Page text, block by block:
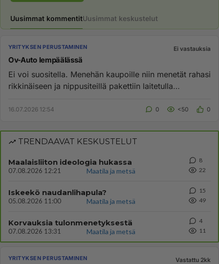
Uusimmat kommentitUusimmat keskustelut
YRITYKSEN PERUSTAMINEN Ei vastauksia
Ov-Auto lempäälässä
Ei voi suositella. Menehän kaupoille niin menetät rahasi
rikkinäiseen ja nippusiteillä pakettiin laitetulla
16.07.2026 12:54 0 <50 0
TRENDAAVAT KESKUSTELUT
Maalaisliiton ideologia hukassa
07.08.2026 12:21 Maatila ja metsä
8
22
Iskeekö naudanlihapula?
05.08.2026 11:00 Maatila ja metsä
15
49
Korvauksia tulonmenetyksestä
07.08.2026 13:31 Maatila ja metsä
4
11
YRITYKSEN PERUSTAMINEN Vastattu 2kk